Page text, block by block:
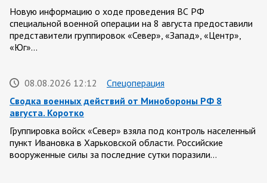
Новую информацию о ходе проведения ВС РФ
специальной военной операции на 8 августа предоставили
представители группировок «Север», «Запад», «Центр»,
«Юг»…
08.08.2026 12:12
Спецоперация
Сводка военных действий от Минобороны РФ 8
августа. Коротко
Группировка войск «Север» взяла под контроль населенный
пункт Ивановка в Харьковской области. Российские
вооруженные силы за последние сутки поразили…